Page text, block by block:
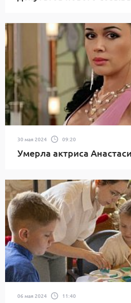
30 мая 2024 09:20
Умерла актриса
06 мая 2024 11:40